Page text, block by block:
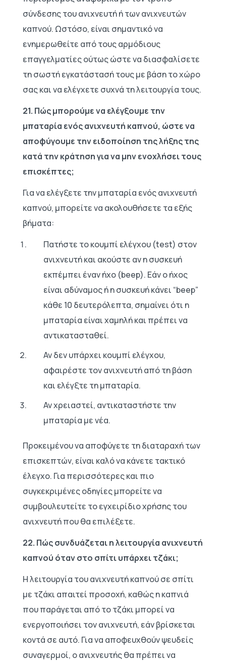
σύνδεσης του ανιχνευτή ή των ανιχνευτών
καπνού. Ωστόσο, είναι σημαντικό να
ενημερωθείτε από τους αρμόδιους
επαγγελματίες ούτως ώστε να διασφαλίσετε
τη σωστή εγκατάστασή τους με βάση το χώρο
σας και να ελέγχετε συχνά τη λειτουργία τους.
21. Πώς μπορούμε να ελέγξουμε την
μπαταρία ενός ανιχνευτή καπνού, ώστε να
αποφύγουμε την ειδοποίηση της λήξης της
κατά την κράτηση για να μην ενοχλήσει τους
επισκέπτες;
Για να ελέγξετε την μπαταρία ενός ανιχνευτή
καπνού, μπορείτε να ακολουθήσετε τα εξής
βήματα:
Πατήστε το κουμπί ελέγχου (test) στον
ανιχνευτή και ακούστε αν η συσκευή
εκπέμπει έναν ήχο (beep). Εάν ο ήχος
είναι αδύναμος ή η συσκευή κάνει “beep”
κάθε 10 δευτερόλεπτα, σημαίνει ότι η
μπαταρία είναι χαμηλή και πρέπει να
αντικατασταθεί.
Αν δεν υπάρχει κουμπί ελέγχου,
αφαιρέστε τον ανιχνευτή από τη βάση
και ελέγξτε τη μπαταρία.
Αν χρειαστεί, αντικαταστήστε την
μπαταρία με νέα.
Προκειμένου να αποφύγετε τη διαταραχή των
επισκεπτών, είναι καλό να κάνετε τακτικό
έλεγχο. Για περισσότερες και πιο
συγκεκριμένες οδηγίες μπορείτε να
συμβουλευτείτε το εγχειρίδιο χρήσης του
ανιχνευτή που θα επιλέξετε.
22. Πώς συνδυάζεται η λειτουργία ανιχνευτή
καπνού όταν στο σπίτι υπάρχει τζάκι;
Η λειτουργία του ανιχνευτή καπνού σε σπίτι
με τζάκι απαιτεί προσοχή, καθώς η καπνιά
που παράγεται από το τζάκι μπορεί να
ενεργοποιήσει τον ανιχνευτή, εάν βρίσκεται
κοντά σε αυτό. Για να αποφευχθούν ψευδείς
συναγερμοί, ο ανιχνευτής θα πρέπει να